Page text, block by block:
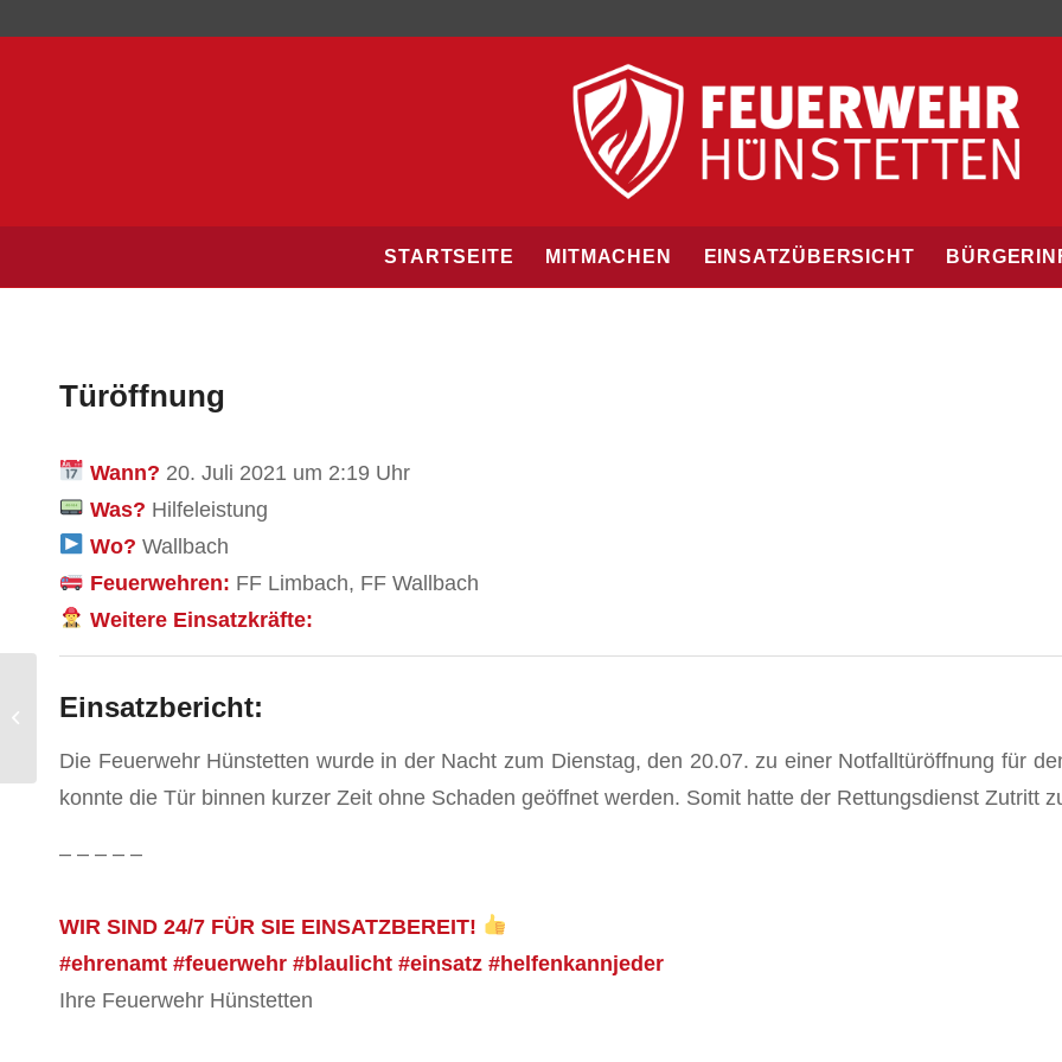
STARTSEITE MITMACHEN EINSATZÜBERSICHT
Türöffnung
Wann? 20. Juli 2021 um 2:19 Uhr
Was? Hilfeleistung
Wo? Wallbach
Feuerwehren: FF Limbach, FF Wallbach
Weitere Einsatzkräfte:
Einsatzbericht:
Die Feuerwehr Hünstetten wurde in der Nacht zum Dienstag, den 20.07. zu einer Notfalltüröffnung für
konnte die Tür binnen kurzer Zeit ohne Schaden geöffnet werden. Somit hatte der Rettungsdienst Zutritt
– – – – –
WIR SIND 24/7 FÜR SIE EINSATZBEREIT!
#ehrenamt #feuerwehr #blaulicht #einsatz #helfenkannjeder
Ihre Feuerwehr Hünstetten
CO Alarm